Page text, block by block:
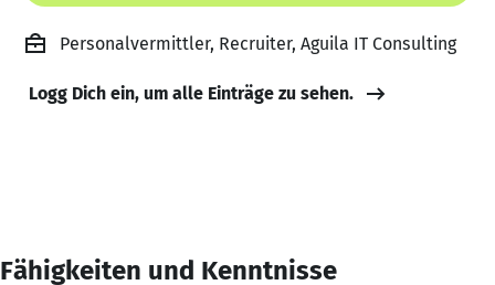
Personalvermittler, Recruiter, Aguila IT Consulting
Logg Dich ein, um alle Einträge zu sehen.
Fähigkeiten und Kenntnisse